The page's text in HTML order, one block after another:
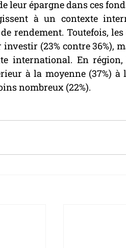
leur épargne dans ces
à un contexte
rendement. Toutefois,
(23% contre 36%),
international. En région,
à la moyenne (37%) à
nombreux (22%).